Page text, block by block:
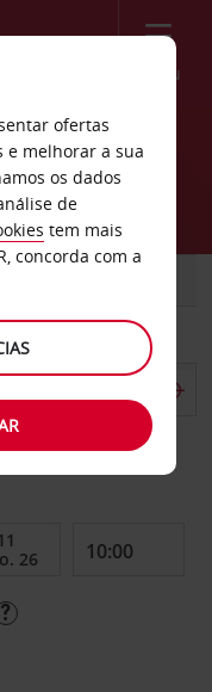
Menu
Hualien
diferente
ofertas
e melhorar a sua
os dados
de
tem mais
concorda com a